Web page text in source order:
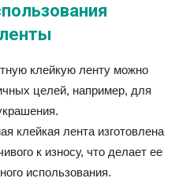
клейкую ленту можно
целей, например, для
клейкая лента изготовлена
к износу, что делает ее
использования.